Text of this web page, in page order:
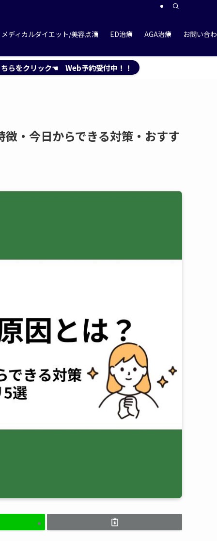
メディカルダイエット/美容点滴 ED治療 AGA治療 お問い合
らをクリック☚ Web予約受付中！！
・今日からできる対策・おすす